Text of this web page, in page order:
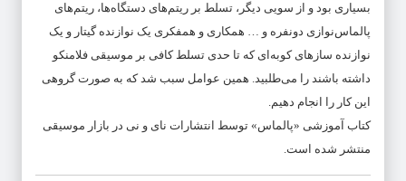
بسیاری بود و از سویی دیگر، تسلط بر ریتم‌های دستگاه‌ها، ریتم‌های
پالماس‌نوازی دونفره و … همکاری و همفکری یک نوازنده گیتار و یک
نوازنده سازهای کوبه‌ای که تا حدی تسلط کافی بر موسیقی فلامنکو
داشته باشند را می‌طلبید. همین عوامل سبب شد که به صورت گروهی
این کار را انجام دهیم.
کتاب آموزشی «پالماس» توسط انتشارات نای و نی در بازار موسیقی
منتشر شده است.